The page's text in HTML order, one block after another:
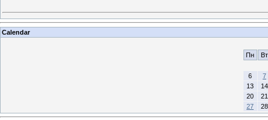
Calendar
Пн Вт
6
7
13
14
20
21
27
28